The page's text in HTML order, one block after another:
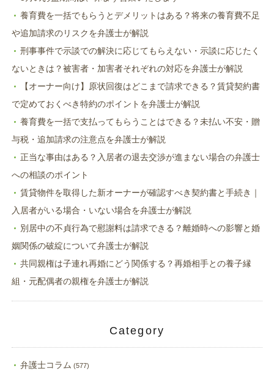
養育費を一括でもらうとデメリットはある？将来の養育費不足
や追加請求のリスクを弁護士が解説
刑事事件で示談での解決に応じてもらえない・示談に応じたく
ないときは？被害者・加害者それぞれの対応を弁護士が解説
【オーナー向け】原状回復はどこまで請求できる？賃貸契約書
で定めておくべき特約のポイントを弁護士が解説
養育費を一括で支払ってもらうことはできる？未払い不安・贈
与税・追加請求の注意点を弁護士が解説
正当な事由はある？入居者の退去交渉が進まない場合の弁護士
への相談のポイント
賃貸物件を取得した新オーナーが確認すべき契約書と手続き｜
入居者がいる場合・いない場合を弁護士が解説
別居中の不貞行為で慰謝料は請求できる？離婚時への影響と婚
姻関係の破綻について弁護士が解説
共同親権は子連れ再婚にどう関係する？再婚相手との養子縁
組・元配偶者の親権を弁護士が解説
Category
弁護士コラム (577)